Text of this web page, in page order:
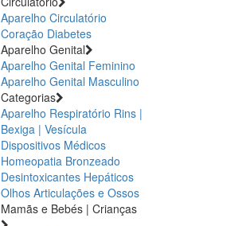
Aparelho Circulatório
Coração Diabetes
Aparelho Genital
Aparelho Genital Feminino
Aparelho Genital Masculino
Categorias
Aparelho Respiratório Rins |
Bexiga | Vesícula
Dispositivos Médicos
Homeopatia Bronzeado
Desintoxicantes Hepáticos
Olhos Articulações e Ossos
Mamãs e Bebés | Crianças